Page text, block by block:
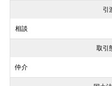
引
相談
取引
仲介